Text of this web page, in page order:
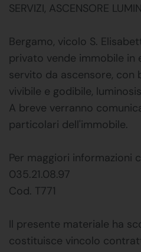
SERVIZI, ASCENSORE
Bergamo, vicolo S.
privato vende immobile in
servito da ascensore, con
vivibile e godibile,
A breve verranno
particolari dell'immobile.
Per maggiori informazioni
035.21.08.97
Cod. T771
Il presente materiale ha
costituisce vincolo